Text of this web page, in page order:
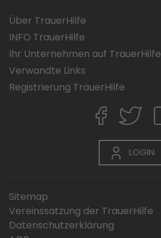
Über TrauerHilfe
INFO TrauerHilfe
Ihr Unternehmen auf TrauerHilfe
Verwandte Links
Registrierung TrauerHilfe
LOGIN
Sitemap
Vereinssatzung der TrauerHilfe
Datenschutzerklärung